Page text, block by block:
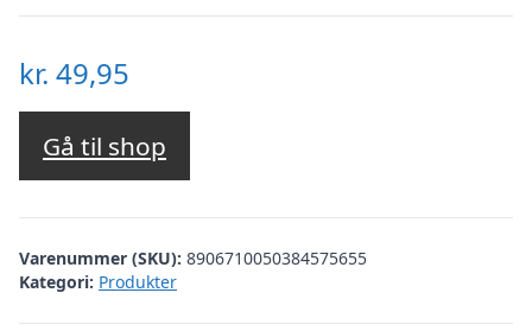
kr. 49,95
Gå til shop
Varenummer (SKU): 8906710050384575655
Kategori: Produkter